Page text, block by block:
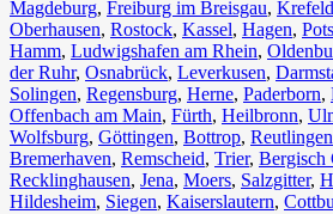
Magdeburg, Freiburg im Breisgau⁠, Krefeld⁠
Oberhausen⁠, Rostock⁠, Kassel⁠, Hagen,
Hamm, Ludwigshafen am Rhein⁠,
der Ruhr, Osnabrück⁠, Leverkusen,
Solingen, Regensburg, Herne⁠, Paderborn,
Offenbach am Main, Fürth⁠, Heilbronn,
Wolfsburg⁠, Göttingen, Bottrop, Reutlingen
Bremerhaven⁠, Remscheid, Trier⁠, Bergisch
Recklinghausen, Jena⁠, Moers⁠, Salzgitter⁠,
Hildesheim⁠, Siegen⁠, Kaiserslautern⁠,